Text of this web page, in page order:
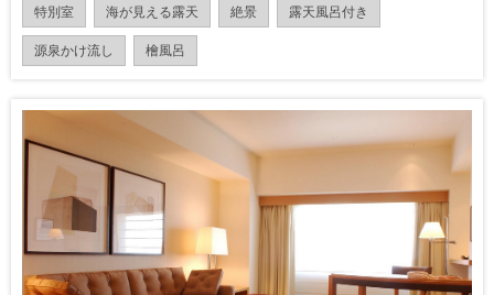
特別室 海が見える露天 絶景 露天風呂付き
源泉かけ流し 檜風呂